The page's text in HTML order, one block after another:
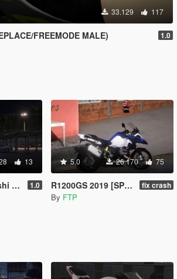
33.129 117
FREEMODE MALE) 1.0
13
1.0
5.0 26.170 75
R1200GS 2019 [SP/FIVEM] fix crash
By FTP